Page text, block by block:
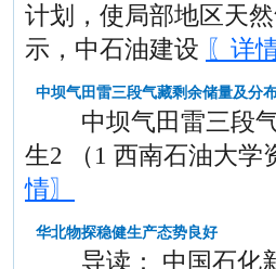
计划，使局部地区天
示，中石油建设 〖详
中坝气田雷三段气藏剩余储量及分
中坝气田雷三段气
生2 （1 西南石油大学
情〗
华北物探稳健生产态势良好
导读： 中国石化新